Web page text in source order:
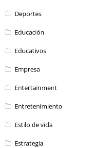
Deportes
Educación
Educativos
Empresa
Entertainment
Entretenimiento
Estilo de vida
Estrategia